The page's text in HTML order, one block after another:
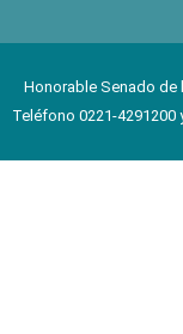
Honorable Senado de
Teléfono 0221-4291200